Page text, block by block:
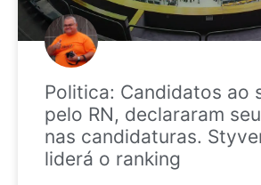
Politica: Candidatos ao
pelo RN, declararam
nas candidaturas.
liderá o ranking